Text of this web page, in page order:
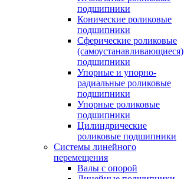
подшипники
Конические роликовые
подшипники
Сферические роликовые
(самоустанавливающиеся)
подшипники
Упорные и упорно-
радиальные роликовые
подшипники
Упорные роликовые
подшипники
Цилиндрические
роликовые подшипники
Системы линейного
перемещения
Валы с опорой